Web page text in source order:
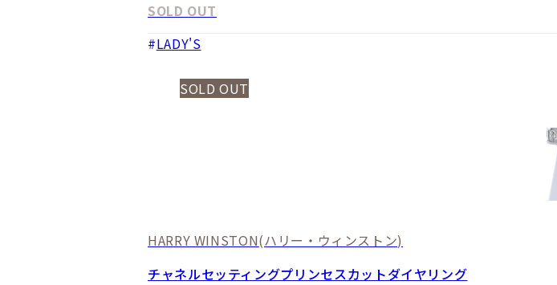
SOLD OUT
LADY'S
SOLD OUT
HARRY WINSTON(ハリー・ウィンストン)
チャネルセッティングプリンセスカットダイヤリング